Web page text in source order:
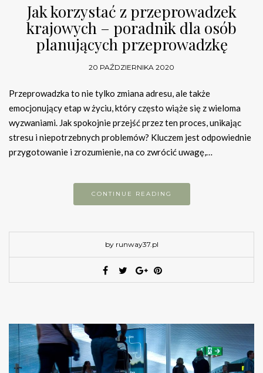
Jak korzystać z przeprowadzek
krajowych – poradnik dla osób
planujących przeprowadzkę
20 PAŹDZIERNIKA 2020
Przeprowadzka to nie tylko zmiana adresu, ale także
emocjonujący etap w życiu, który często wiąże się z wieloma
wyzwaniami. Jak spokojnie przejść przez ten proces, unikając
stresu i niepotrzebnych problemów? Kluczem jest odpowiednie
przygotowanie i zrozumienie, na co zwrócić uwagę,…
CONTINUE READING
by runway37.pl